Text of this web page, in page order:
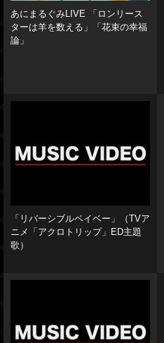
あにまるぐみLIVE 「ロンリース
ターは羊を数える」「花束の幸福
論」
「リバーシブルベイベー」（TVア
ニメ「アクロトリップ」ED主題
歌）